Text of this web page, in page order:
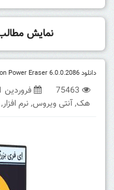
نمایش
دانلود Norton Power Eraser 6.0.0.2086 ضدمخرب و ضدبدافزار
75463 فروردین 31, 1400
هک,آنتی ویروس,نرم افزار,